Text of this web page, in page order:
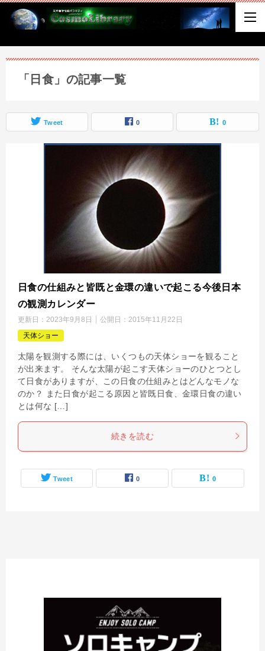
「日食」の記事一覧
Tweet 0 0
日食の仕組みと皆既と金環の違いで起こる今後日本
の観測カレンダー
更新日： 2023年9月8日 公開日： 2015年11月22日
天体ショー
太陽を観測する際には、いくつもの天体ショーを観ること
が出来ます。 そんな太陽が起こす天体ショーのひとつとし
て日食がありますが、この日食の仕組みとはどんなモノな
のか？ また日食が起こる原因と皆既日食、金環日食の違い
とは何な […]
続きを読む
Tweet 0 0